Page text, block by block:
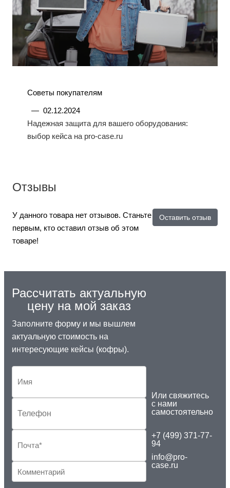
Советы покупателям
— 02.12.2024
Надежная защита для вашего оборудования:
выбор кейса на pro-case.ru
Отзывы
Оставить отзыв
У данного товара нет отзывов. Станьте
первым, кто оставил отзыв об этом
товаре!
Рассчитать актуальную
цену на мой заказ
Заполните форму и мы вышлем
актуальную стоимость на
интересующие кейсы (кофры).
Или свяжитесь
с нами
самостоятельно
+7 (499) 371-77-
94
info@pro-
case.ru